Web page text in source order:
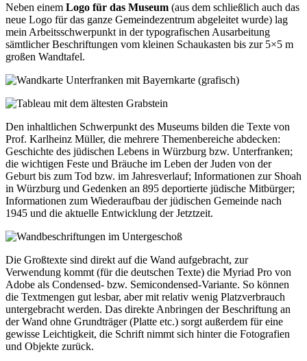
Neben einem Logo für das Museum (aus dem schließlich auch das
neue Logo für das ganze Gemeindezentrum abgeleitet wurde) lag
mein Arbeitsschwerpunkt in der typografischen Ausarbeitung
sämtlicher Beschriftungen vom kleinen Schaukasten bis zur 5×5 m
großen Wandtafel.
Den inhaltlichen Schwerpunkt des Museums bilden die Texte von
Prof. Karlheinz Müller, die mehrere Themenbereiche abdecken:
Geschichte des jüdischen Lebens in Würzburg bzw. Unterfranken;
die wichtigen Feste und Bräuche im Leben der Juden von der
Geburt bis zum Tod bzw. im Jahresverlauf; Informationen zur Shoah
in Würzburg und Gedenken an 895 deportierte jüdische Mitbürger;
Informationen zum Wiederaufbau der jüdischen Gemeinde nach
1945 und die aktuelle Entwicklung der Jetztzeit.
Die Großtexte sind direkt auf die Wand aufgebracht, zur
Verwendung kommt (für die deutschen Texte) die Myriad Pro von
Adobe als Condensed- bzw. Semicondensed-Variante. So können
die Textmengen gut lesbar, aber mit relativ wenig Platzverbrauch
untergebracht werden. Das direkte Anbringen der Beschriftung an
der Wand ohne Grundträger (Platte etc.) sorgt außerdem für eine
gewisse Leichtigkeit, die Schrift nimmt sich hinter die Fotografien
und Objekte zurück.